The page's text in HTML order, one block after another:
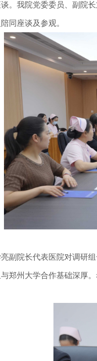
。我院党委委员、副院
同座谈及参观。
院长代表医院对调研组
郑州大学合作基础深厚